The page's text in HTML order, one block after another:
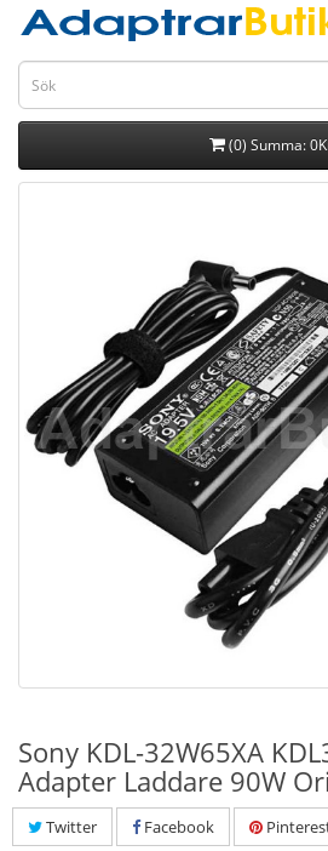
(0) Summa:
Sony KDL-32W65XA
Adapter Laddare 90W
Twitter Facebook